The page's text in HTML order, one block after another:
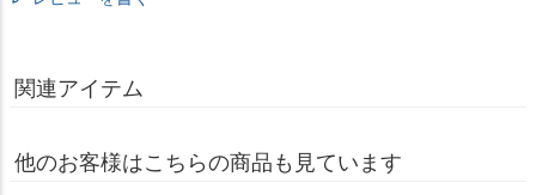
関連アイテム
他のお客様はこちらの商品も見ています